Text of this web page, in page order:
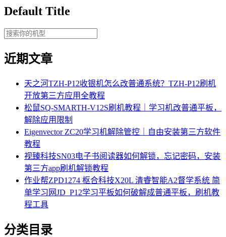
Default Title
近期文章
天之河TZH-P12收银机怎么改普通系统？TZH-P12刷机
开放第三方应用全教程
松鼠SQ-SMARTH-V12S刷机教程｜学习机改普通平板，
解除应用限制
Eigenvector ZC20学习机解除管控｜自由安装第三方软件
教程
视臻科技SN03电子书阅读器如何解锁，忘记密码，安装
第三方app刷机解锁教程
作业帮ZPD1274 枢合科技X20L 清睿智能A2督学系统 简
单学习网JD_P12学习平板如何破解成普通平板，刷机教
程工具
分类目录